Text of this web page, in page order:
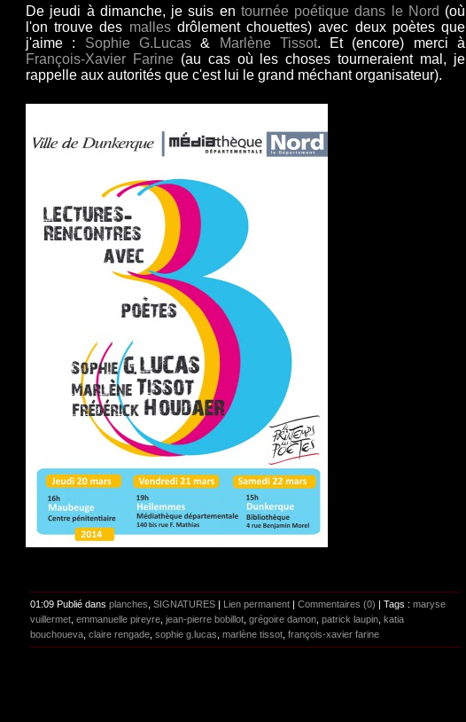
De jeudi à dimanche, je suis en tournée poétique dans le Nord (où
l'on trouve des mallesdrôlement chouettes) avec deux poètes que
j'aime : Sophie G.Lucas& Marlène Tissot. Et (encore) merci à
François-Xavier Farine(au cas où les choses tourneraient mal, je
rappelle aux autorités que c'est lui le grand méchant organisateur).
01:09 Publié dans planches SIGNATURES | Lien permanent | Commentaires (0) | Tags : maryse
vuillermet emmanuelle pireyre jean-pierre bobillot grégoire damon patrick laupin katia
bouchoueva claire rengade sophie g.lucas marlène tissot françois-xavier farine